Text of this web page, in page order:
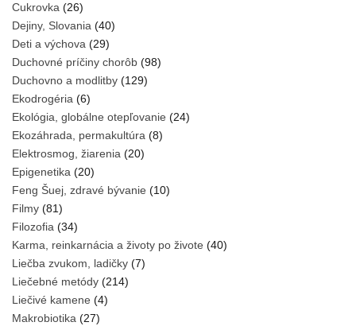
Cukrovka (26)
Dejiny, Slovania (40)
Deti a výchova (29)
Duchovné príčiny chorôb (98)
Duchovno a modlitby (129)
Ekodrogéria (6)
Ekológia, globálne otepľovanie (24)
Ekozáhrada, permakultúra (8)
Elektrosmog, žiarenia (20)
Epigenetika (20)
Feng Šuej, zdravé bývanie (10)
Filmy (81)
Filozofia (34)
Karma, reinkarnácia a životy po živote (40)
Liečba zvukom, ladičky (7)
Liečebné metódy (214)
Liečivé kamene (4)
Makrobiotika (27)